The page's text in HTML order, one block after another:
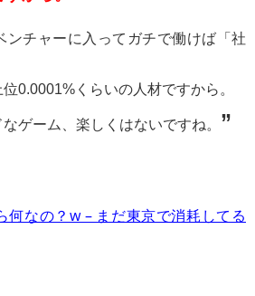
ンチャーに入ってガチで働けば「社
0.0001%くらいの人材ですから。
ゲーム、楽しくはないですね。 ”
何なの？w – まだ東京で消耗してる